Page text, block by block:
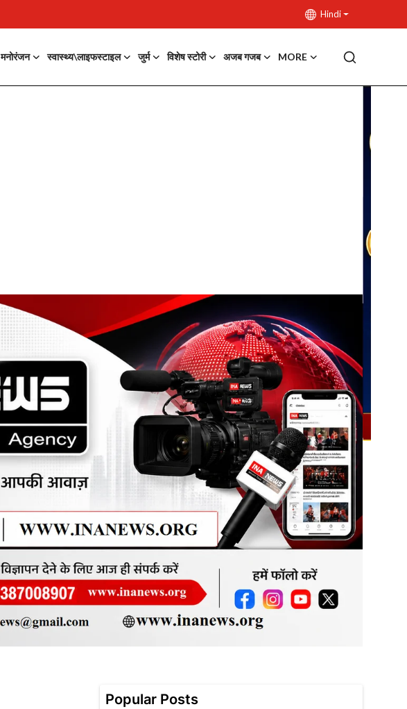
Hindi
मनोरंजन स्वास्थ्य\लाइफस्टाइल जुर्म विशेष स्टोरी अजब गजब MORE
Popular Posts